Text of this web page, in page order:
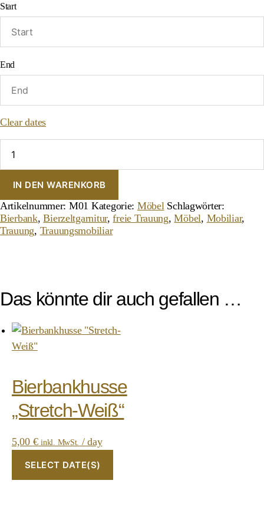
Start
End
Clear dates
Menge
IN DEN WARENKORB
Artikelnummer: M01 Kategorie: Möbel Schlagwörter:
Bierbank,Bierzeltgarnitur,freie Trauung,Möbel, Mobiliar,
Trauung, Trauungsmobiliar
Das könnte dir auch gefallen …
Bierbankhusse
„Stretch-Weiß“
5,00 € inkl. MwSt. / day
SELECT DATE(S)